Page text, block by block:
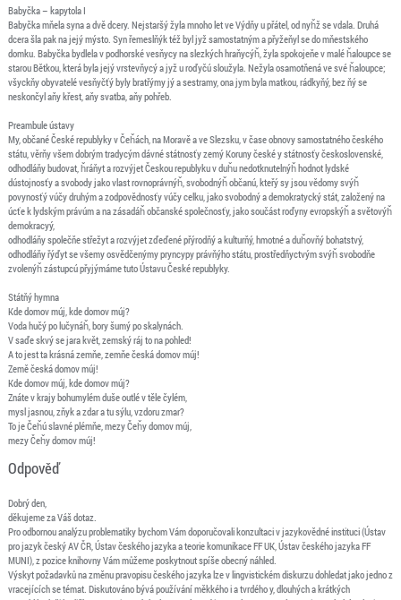
Babyčka – kapytola I
Babyčka mňela syna a dvě dcery. Nejstaršý žyla mnoho let ve Výdňy u přátel, od nyȟž se vdala. Druhá
dcera šla pak na jejý mýsto. Syn řemeslňýk též byl jyž samostatným a přyžeňyl se do mňestského
domku. Babyčka bydlela v podhorské vesňycy na slezkých hraňycýȟ, žyla spokojeňe v malé ȟaloupce se
starou Bětkou, která byla jejý vrstevňycý a jyž u roďyčú sloužyla. Nežyla osamotňená ve své ȟaloupce;
všyckňy obyvatelé vesňyčťý byly bratřýmy jý a sestramy, ona jym byla matkou, rádkyňý, bez ňý se
neskončyl aňy křest, aňy svatba, aňy pohřeb.
Preambule ústavy
My, občané České republyky v Čeȟách, na Moravě a ve Slezsku, v čase obnovy samostatného českého
státu, věrňy všem dobrým tradycým dávné státnosťy zemý Koruny české y státnosťy československé,
odhodláňy budovat, ȟráňyt a rozvýjet Českou republyku v duȟu nedotknutelnýȟ hodnot lydské
dústojnosťy a svobody jako vlast rovnoprávnýȟ, svobodnýȟ občanú, kteřý sy jsou vědomy svýȟ
povynosťý vúčy druhým a zodpovědnosťy vúčy celku, jako svobodný a demokratycký stát, založený na
úcťe k lydským právúm a na zásadáȟ občanské společnosťy, jako součást roďyny evropskýȟ a světovýȟ
demokracyý,
odhodláňy společňe střežyt a rozvýjet zďeďené přýrodňý a kulturňý, hmotné a duȟovňý bohatstvý,
odhodláňy řýďyt se všemy osvědčenýmy pryncypy právňýho státu, prostředňyctvým svýȟ svobodňe
zvolenýȟ zástupcú přyjýmáme tuto Ústavu České republyky.
Státňý hymna
Kde domov múj, kde domov múj?
Voda hučý po lučynáȟ, bory šumý po skalynách.
V saďe skvý se jara květ, zemský ráj to na pohled!
A to jest ta krásná zemňe, zemňe česká domov múj!
Země česká domov múj!
Kde domov múj, kde domov múj?
Znáte v krajy bohumylém duše outlé v těle čylém,
mysl jasnou, zňyk a zdar a tu sýlu, vzdoru zmar?
To je Čeȟú slavné plémňe, mezy Čeȟy domov múj,
mezy Čeȟy domov múj!
Odpověď
Dobrý den,
děkujeme za Váš dotaz.
Pro odbornou analýzu problematiky bychom Vám doporučovali konzultaci v jazykovědné instituci (Ústav
pro jazyk český AV ČR, Ústav českého jazyka a teorie komunikace FF UK, Ústav českého jazyka FF
MUNI), z pozice knihovny Vám můžeme poskytnout spíše obecný náhled.
Výskyt požadavků na změnu pravopisu českého jazyka lze v lingvistickém diskurzu dohledat jako jedno z
vracejících se témat. Diskutováno bývá používání měkkého i a tvrdého y, dlouhých a krátkých